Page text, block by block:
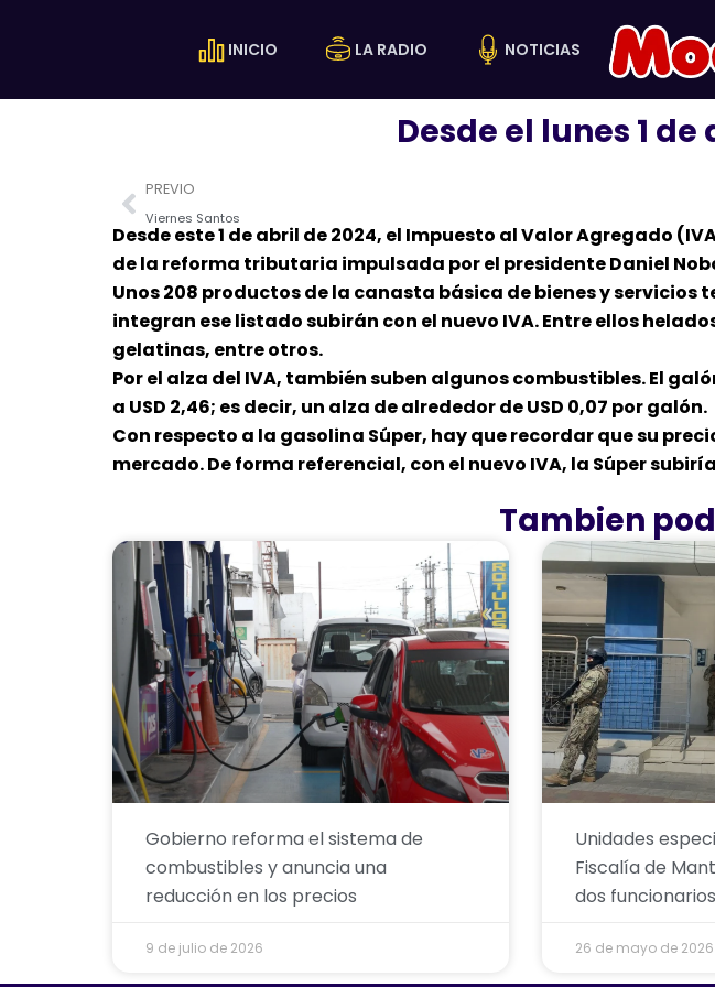
INICIO LA RADIO NOTICIAS
Desde el lunes 1 de
Prev
PREVIO
Viernes Santos
Desde este 1 de abril de 2024, el Impuesto al Valor Agregado
de la reforma tributaria impulsada por el presidente Daniel
Unos 208 productos de la canasta básica de bienes y servicios
integran ese listado subirán con el nuevo IVA. Entre ellos
gelatinas, entre otros.
Por el alza del IVA, también suben algunos combustibles. El
a USD 2,46; es decir, un alza de alrededor de USD 0,07 por galón.
Con respecto a la gasolina Súper, hay que recordar que su
mercado. De forma referencial, con el nuevo IVA, la Súper subiría
Tambien
Gobierno reforma el sistema de
combustibles y anuncia una
reducción en los precios
9 de julio de 2026
Unidades
Fiscalía de
dos
26 de mayo de 2026